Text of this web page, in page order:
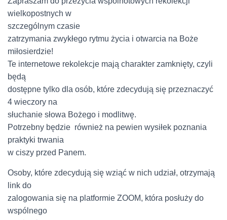
wielkopostnych w
szczególnym czasie
zatrzymania zwykłego rytmu życia i otwarcia na Boże
miłosierdzie!
Te internetowe rekolekcje mają charakter zamknięty, czyli
będą
dostępne tylko dla osób, które zdecydują się przeznaczyć
4 wieczory na
słuchanie słowa Bożego i modlitwę.
Potrzebny będzie również na pewien wysiłek poznania
praktyki trwania
w ciszy przed Panem.
Osoby, które zdecydują się wziąć w nich udział, otrzymają
link do
zalogowania się na platformie ZOOM, która posłuży do
wspólnego